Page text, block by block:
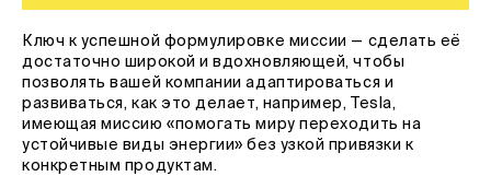
Ключ к успешной формулировке миссии — сделать её
достаточно широкой и вдохновляющей, чтобы
позволять вашей компании адаптироваться и
развиваться, как это делает, например, Tesla,
имеющая миссию «помогать миру переходить на
устойчивые виды энергии» без узкой привязки к
конкретным продуктам.